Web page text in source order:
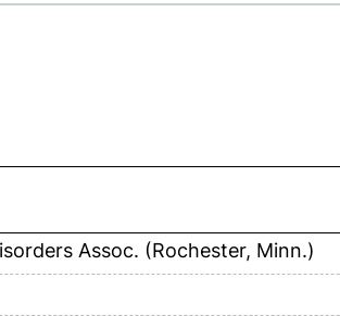
Assoc. (Rochester, Minn.)